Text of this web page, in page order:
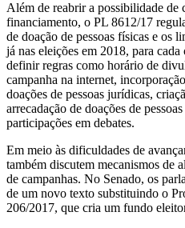
Além de reabrir a possibilidade
financiamento, o PL 8612/17
de doação de pessoas físicas e os
já nas eleições em 2018, para
definir regras como horário de
campanha na internet,
doações de pessoas jurídicas,
arrecadação de doações de
participações em debates.
Em meio às dificuldades de
também discutem mecanismos de
de campanhas. No Senado, os
de um novo texto substituindo o
206/2017, que cria um fundo